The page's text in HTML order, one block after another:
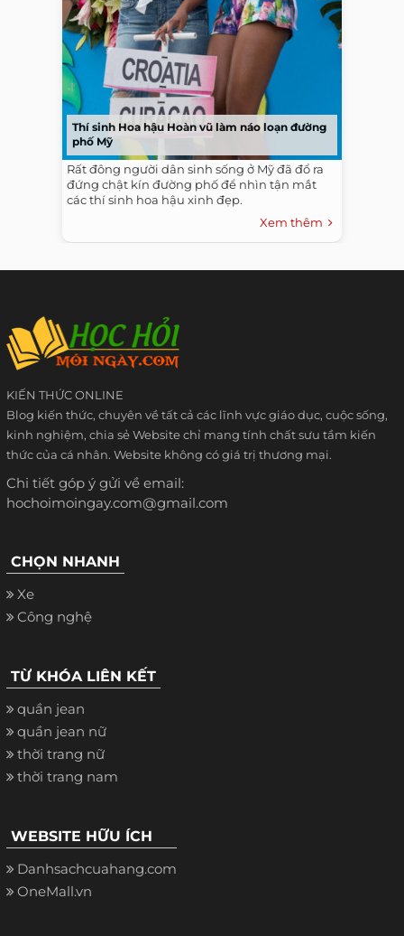
Thí sinh Hoa hậu Hoàn vũ làm náo loạn đường
phố Mỹ
Rất đông người dân sinh sống ở Mỹ đã đổ ra
đứng chật kín đường phố để nhìn tận mắt
các thí sinh hoa hậu xinh đẹp.
Xem thêm
KIẾN THỨC ONLINE
Blog kiến thức, chuyên về tất cả các lĩnh vực giáo dục, cuộc sống,
kinh nghiệm, chia sẻ Website chỉ mang tính chất sưu tầm kiến
thức của cá nhân. Website không có giá trị thương mại.
Chi tiết góp ý gửi về email:
hochoimoingay.com@gmail.com
CHỌN NHANH
Xe
Công nghệ
TỪ KHÓA LIÊN KẾT
quần jean
quần jean nữ
thời trang nữ
thời trang nam
WEBSITE HỮU ÍCH
Danhsachcuahang.com
OneMall.vn